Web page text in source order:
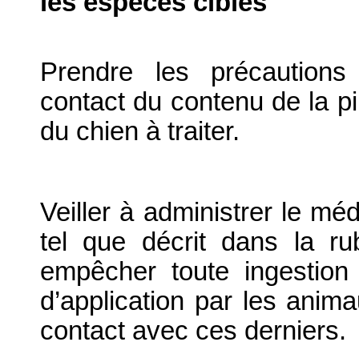
Prendre les
contact du contenu de la
du chien à traiter.
Veiller à administrer le
tel que décrit dans la
empêcher toute
d’application par les
contact avec ces derniers.